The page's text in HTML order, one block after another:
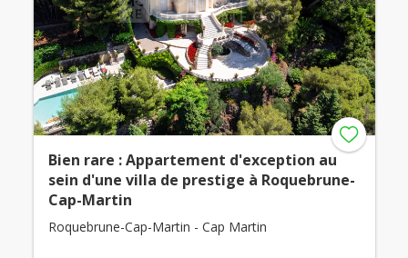
Bien rare : Appartement d'exception au
sein d'une villa de prestige à Roquebrune-
Cap-Martin
Roquebrune-Cap-Martin - Cap Martin